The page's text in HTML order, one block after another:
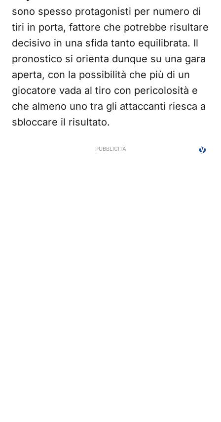
sono spesso protagonisti per numero di
tiri in porta, fattore che potrebbe risultare
decisivo in una sfida tanto equilibrata. Il
pronostico si orienta dunque su una gara
aperta, con la possibilità che più di un
giocatore vada al tiro con pericolosità e
che almeno uno tra gli attaccanti riesca a
sbloccare il risultato.